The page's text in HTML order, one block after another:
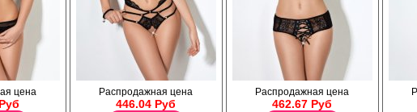
цена
Кружевные высокие трусики с открытым
доступом и декоративным поясом из
Распродажная цена
446.04 Руб
Искушающие трусики с открытым
доступом, кружевными вставками и
Распродажная цена
462.67 Руб
Дерзкие трусики
доступом и